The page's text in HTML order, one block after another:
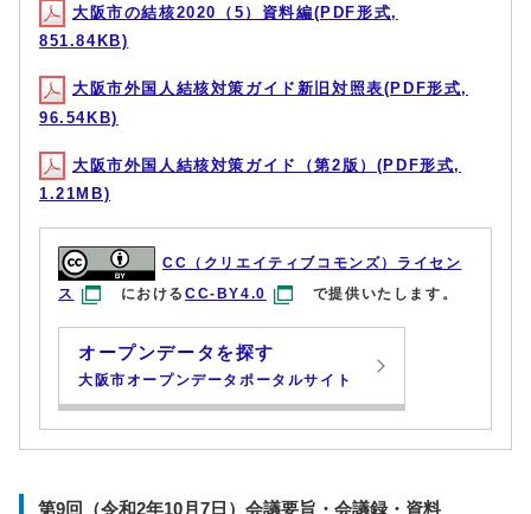
大阪市の結核2020（5）資料編(PDF形式,
851.84KB)
大阪市外国人結核対策ガイド新旧対照表(PDF形式,
96.54KB)
大阪市外国人結核対策ガイド（第2版）(PDF形式,
1.21MB)
CC（クリエイティブコモンズ）ライセン
ス
におけるCC-BY4.0 で提供いたします。
オープンデータを探す
大阪市オープンデータポータルサイト
第9回（令和2年10月7日）会議要旨・会議録・資料